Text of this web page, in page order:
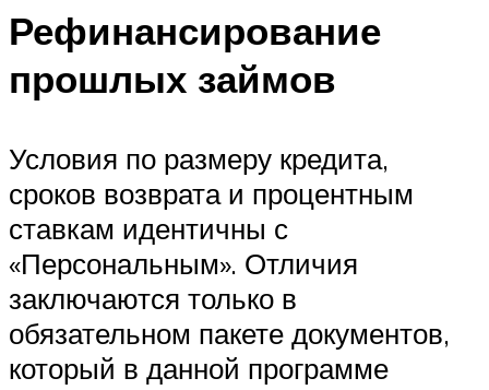
Рефинансирование
прошлых займов
Условия по размеру кредита,
сроков возврата и процентным
ставкам идентичны с
«Персональным». Отличия
заключаются только в
обязательном пакете документов,
который в данной программе